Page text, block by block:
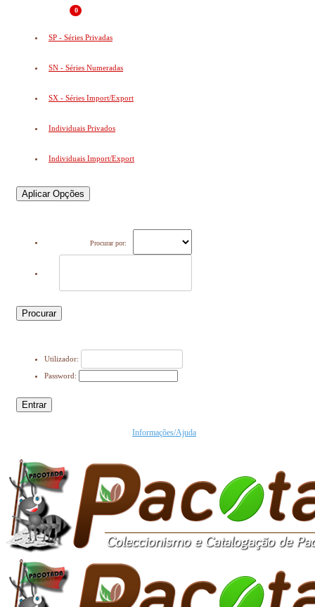
0
SP - Séries Privadas
SN - Séries Numeradas
SX - Séries Import/Export
Individuais Privados
Individuais Import/Export
Aplicar Opções
Procurar por:
Procurar
Utilizador:
Password:
Entrar
Informações/Ajuda